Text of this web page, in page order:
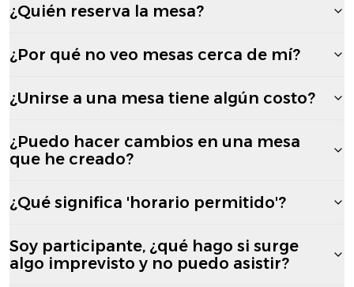
¿Quién reserva la mesa?
¿Por qué no veo mesas cerca de mí?
¿Unirse a una mesa tiene algún costo?
¿Puedo hacer cambios en una mesa
que he creado?
¿Qué significa 'horario permitido'?
Soy participante, ¿qué hago si surge
algo imprevisto y no puedo asistir?